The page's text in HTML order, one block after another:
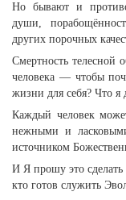
Но бывают и
души,
других порочных
Смертность телесной
человека — чтобы
жизни для себя? Что я
Каждый человек
нежными и
источником
И Я прошу это
кто готов служить